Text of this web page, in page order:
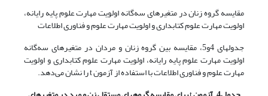
مقایسه گروه زنان در متغیرهای سه‌گانه اولویت مهارت علوم پایه رایانه،
اولویت مهارت علوم کتابداری و اولویت مهارت علوم و فناوری اطلاعات
جدولهای 4و5، مقایسه بین گروه زنان و مردان در متغیرهای سه‌گانه
اولویت مهارت علوم پایه رایانه، اولویت مهارت علوم کتابداری و اولویت
مهارت علوم و فناوری اطلاعات با استفاده از آزمون t را نشان می‌دهد.